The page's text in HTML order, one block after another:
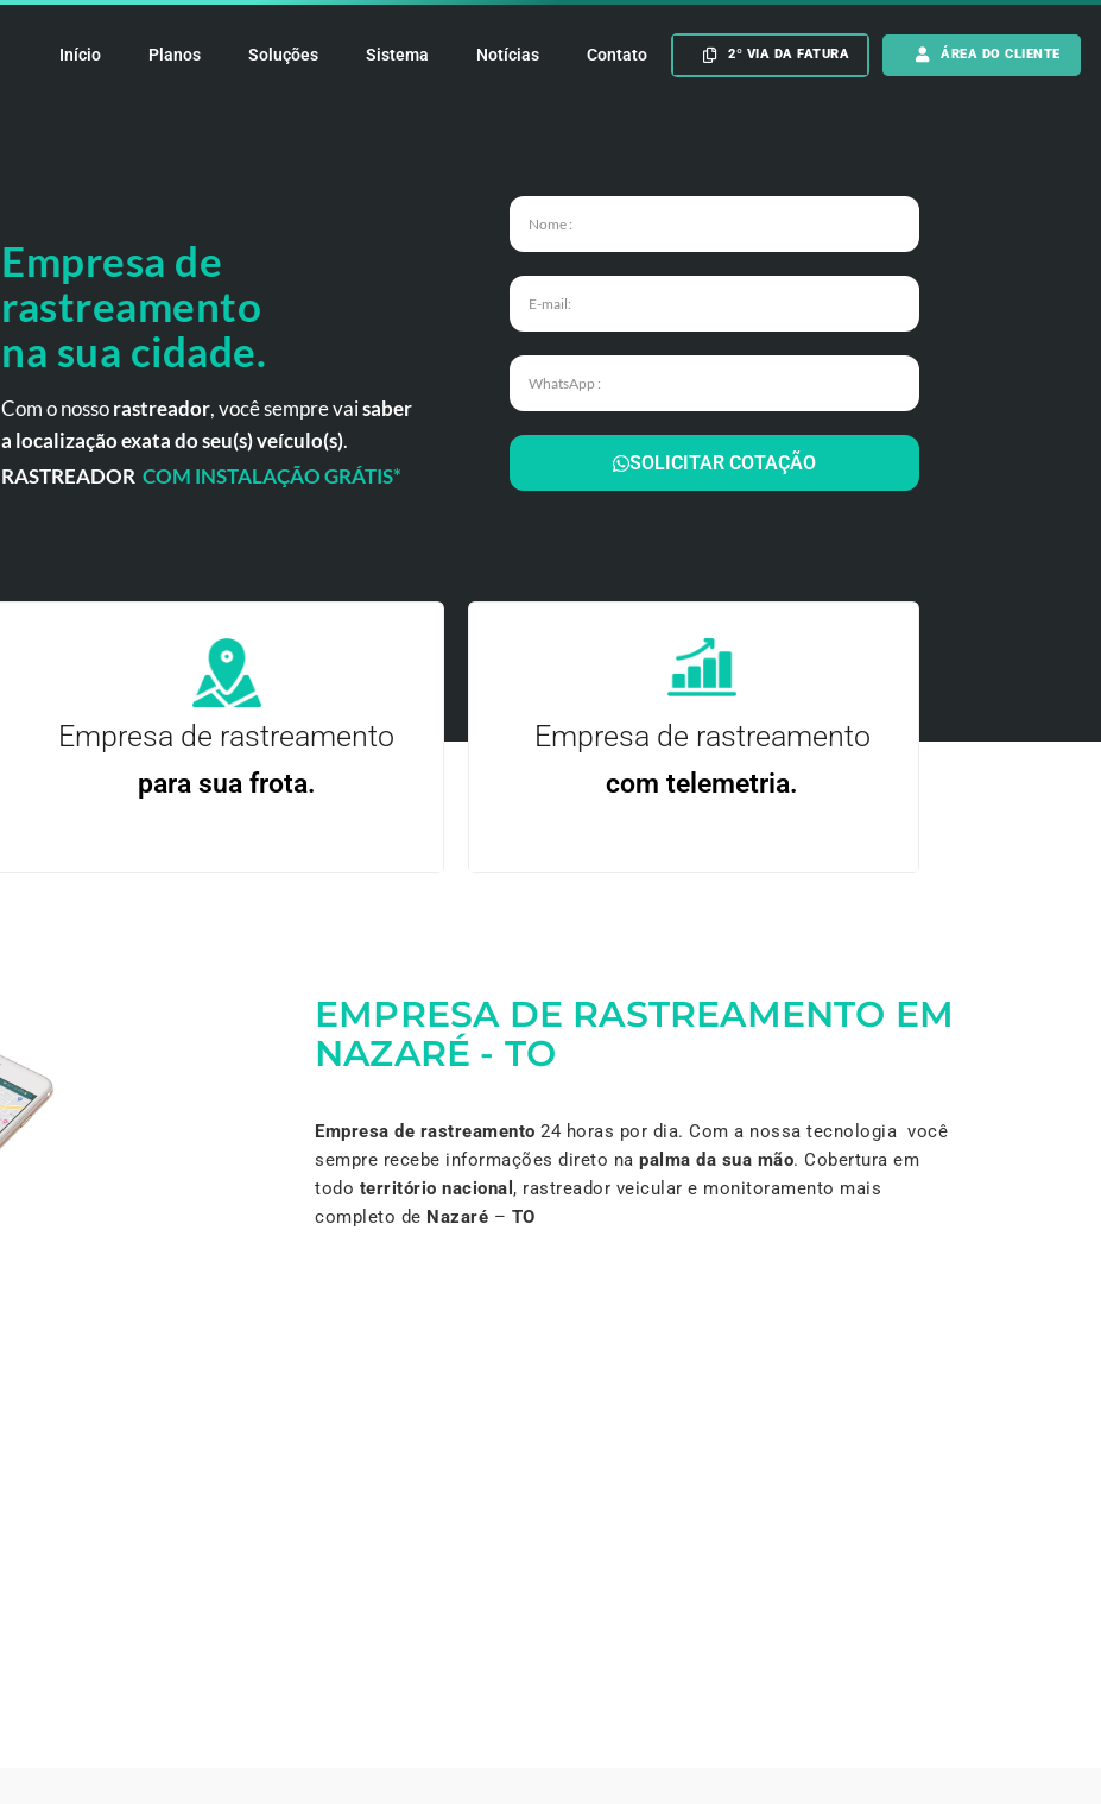
Início Planos Soluções Sistema Notícias Contato 2º VIA DA FATURA ÁREA DO CLIENTE
Empresa de
rastreamento
na sua cidade.
Com o nossorastreador, você sempre vaisaber
a localização exata do seu(s) veículo(s).
RASTREADOR COM INSTALAÇÃO GRÁTIS*
SOLICITAR COTAÇÃO
Empresa de rastreamento
para sua frota.
Empresa de rastreamento
com telemetria.
EMPRESA DE RASTREAMENTO EM
NAZARÉ - TO
Empresa de rastreamento 24 horas por dia. Com a nossa tecnologia você
sempre recebe informações direto na palma da sua mão. Cobertura em
todo território nacional , rastreador veicular e monitoramento mais
completo de Nazaré – TO